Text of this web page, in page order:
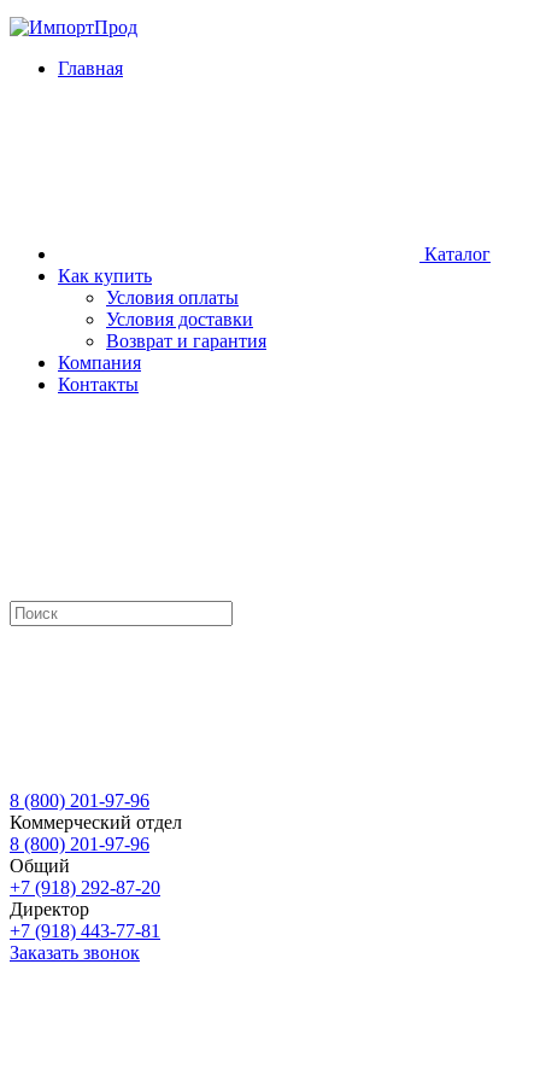
Главная
Каталог
Как купить
Условия оплаты
Условия доставки
Возврат и гарантия
Компания
Контакты
8 (800) 201-97-96
Коммерческий отдел
8 (800) 201-97-96
Общий
+7 (918) 292-87-20
Директор
+7 (918) 443-77-81
Заказать звонок